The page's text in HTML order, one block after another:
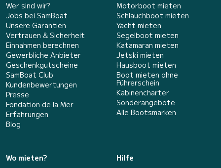
Wer sind wir?
Jobs bei SamBoat
Unsere Garantien
Vertrauen & Sicherheit
Einnahmen berechnen
Gewerbliche Anbieter
Geschenkgutscheine
SamBoat Club
Kundenbewertungen
Presse
Fondation de la Mer
Erfahrungen
Blog
Motorboot mieten
Schlauchboot mieten
Yacht mieten
Segelboot mieten
Katamaran mieten
Jetski mieten
Hausboot mieten
Boot mieten ohne
Führerschein
Kabinencharter
Sonderangebote
Alle Bootsmarken
Wo mieten?
Hilfe